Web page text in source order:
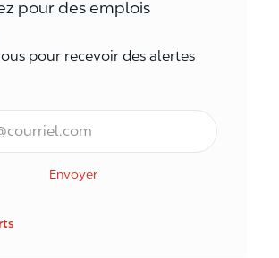
pour des emplois
pour recevoir des alertes
Envoyer